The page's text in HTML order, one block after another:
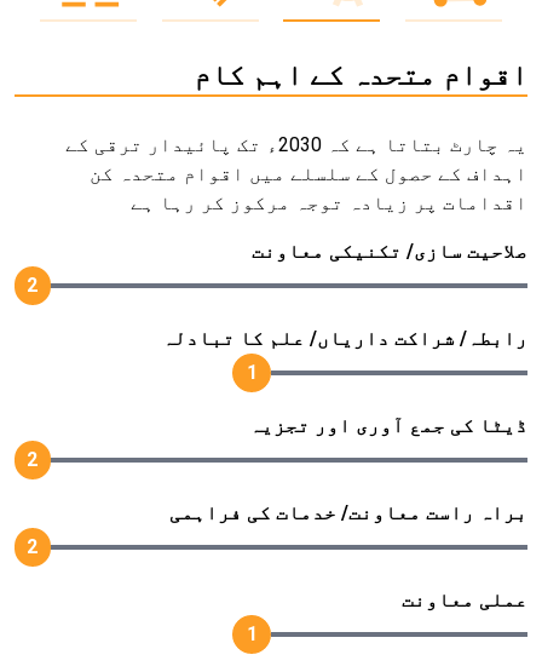
اقوام متحدہ کے اہم کام
یہ چارٹ بتاتا ہے کہ 2030ء تک پائیدار ترقی کے
اہداف کے حصول کے سلسلے میں اقوام متحدہ کن
اقدامات پر زیادہ توجہ مرکوز کر رہا ہے
صلاحیت سازی/ تکنیکی معاونت
2
رابطہ/ شراکت داریاں/ علم کا تبادلہ
1
ڈیٹا کی جمع آوری اور تجزیہ
2
براہ راست معاونت/ خدمات کی فراہمی
2
عملی معاونت
1